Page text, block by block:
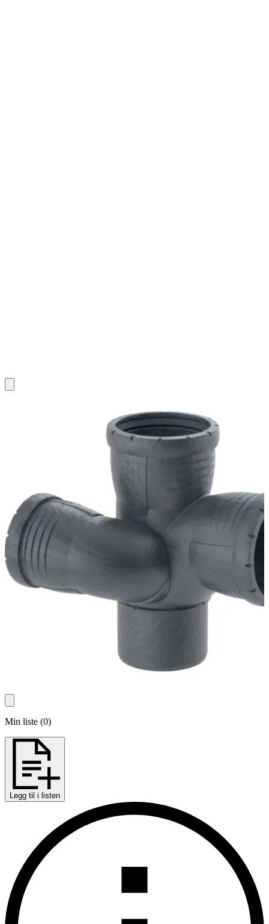
Min liste (0)
Legg til i listen